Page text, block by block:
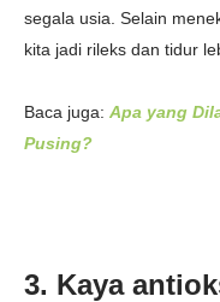
segala usia. Selain
kita jadi rileks dan tidur
Baca juga: Apa yang
Pusing?
3. Kaya